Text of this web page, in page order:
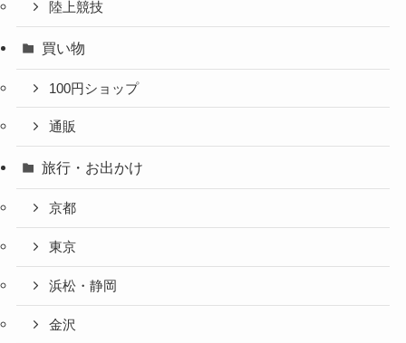
陸上競技
買い物
100円ショップ
通販
旅行・お出かけ
京都
東京
浜松・静岡
金沢